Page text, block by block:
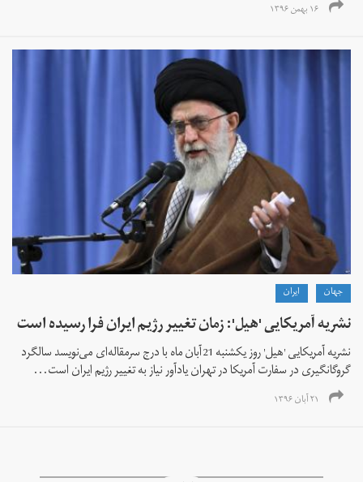
۱۶ بهمن ۱۳۹۶
جهان ايران
نشریه آمریکایی 'هیل': زمان تغییر رژیم ایران فرا رسیده است
نشریه آمریکایی 'هیل' روز یکشنبه 21 آبان ماه با درج سرمقاله‌ای می‌نویسد سالگرد
گروگانگیری در سفارت آمریکا در تهران یادآور نیاز به تغییر رژیم ایران است...
۲۱ آبان ۱۳۹۶